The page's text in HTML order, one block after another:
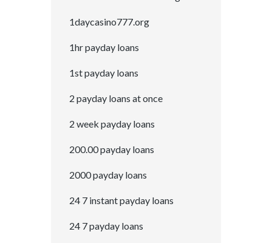
1daycasino777.org
1hr payday loans
1st payday loans
2 payday loans at once
2 week payday loans
200.00 payday loans
2000 payday loans
24 7 instant payday loans
24 7 payday loans